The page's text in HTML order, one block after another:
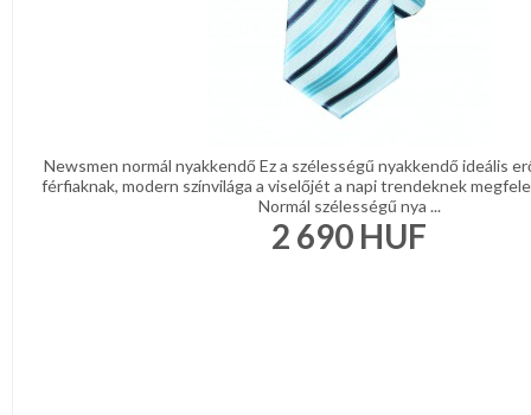
Newsmen normál nyakkendő Ez a szélességű nyakkendő ideális
férfiaknak, modern színvilága a viselőjét a napi trendeknek
Normál szélességű nya ...
2 690 HUF